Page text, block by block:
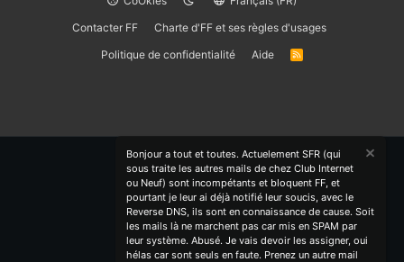
Contacter FF
Charte d'FF et ses règles d'usages
Politique de confidentialité
Aide
R
Bonjour a tout et toutes. Actuelement SFR (qui
sous traite les autres mails de chez Club Internet
ou Neuf) sont incompétants et bloquent FF, et
pourtant je leur ai déjà notifié leur soucis, avec le
Reverse DNS, ils sont en connaissance de cause. Soit
les mails là ne marchent pas car mis en SPAM par
leur système. Abusé. Je vais devoir les assigner, oui
hélas car sont seuls en faute. Prenez un autre mail